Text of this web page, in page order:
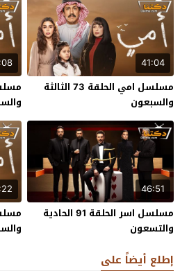
41:04
مسلسل امي الحلقة 73 الثالثة
والسبعون
46:51
مسلسل اسر الحلقة 91 الحادية
والتسعون
إطلع أيضاً على